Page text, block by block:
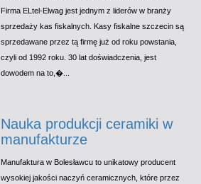
Firma ELtel-Elwag jest jednym z liderów w branży
sprzedaży kas fiskalnych. Kasy fiskalne szczecin są
sprzedawane przez tą firmę już od roku powstania,
czyli od 1992 roku. 30 lat doświadczenia, jest
dowodem na to,�...
Nauka produkcji ceramiki w
manufakturze
Manufaktura w Bolesławcu to unikatowy producent
wysokiej jakości naczyń ceramicznych, które przez